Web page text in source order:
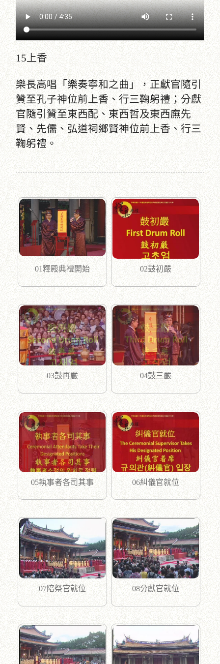
15上香
樂長高唱「樂奏寧和之曲」，正獻官隨引
贊至孔子神位前上香、行三鞠躬禮；分獻
官隨引贊至東西配、東西哲及東西廡先
賢、先儒、弘道祠鄉賢神位前上香、行三
鞠躬禮。
01釋殿典禮開始 02鼓初嚴
03鼓再嚴 04鼓三嚴
05執事者各司其事 06糾儀官就位
07陪祭官就位 08分獻官就位